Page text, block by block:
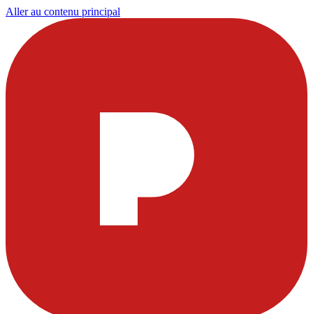
Aller au contenu principal